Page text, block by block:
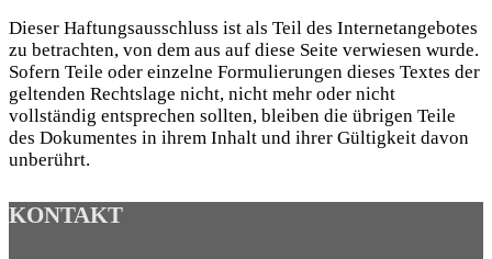
Dieser Haftungsausschluss ist als Teil des Internetangebotes
zu betrachten, von dem aus auf diese Seite verwiesen wurde.
Sofern Teile oder einzelne Formulierungen dieses Textes der
geltenden Rechtslage nicht, nicht mehr oder nicht
vollständig entsprechen sollten, bleiben die übrigen Teile
des Dokumentes in ihrem Inhalt und ihrer Gültigkeit davon
unberührt.
KONTAKT